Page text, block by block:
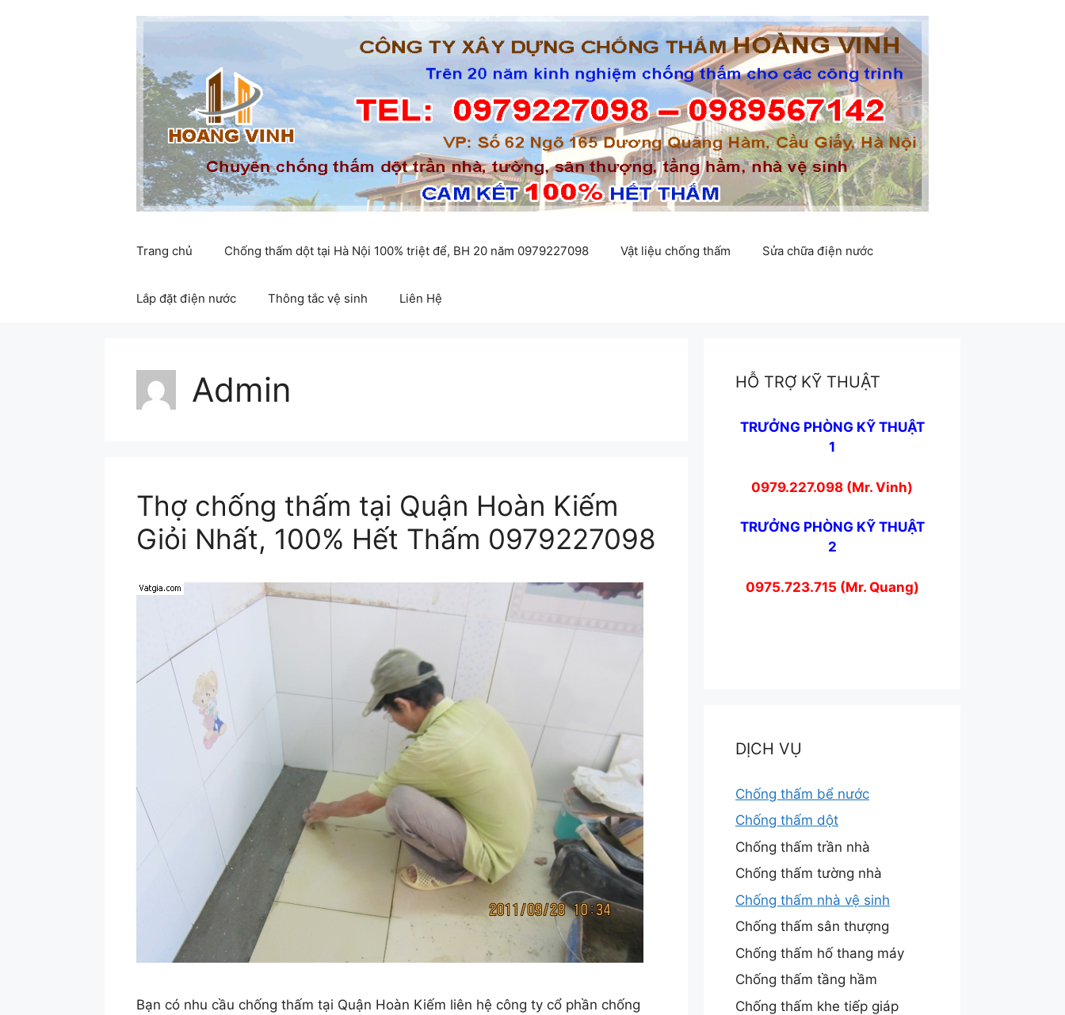
Trang chủ Chống thấm dột tại Hà Nội 100% triệt để, BH 20 năm 0979227098 Vật liệu chống thấm Sửa chữa điện nước
Lắp đặt điện nước Thông tắc vệ sinh Liên Hệ
Admin
Thợ chống thấm tại Quận Hoàn Kiếm
Giỏi Nhất, 100% Hết Thấm 0979227098
Bạn có nhu cầu chống thấm tại Quận Hoàn Kiếm liên hệ công ty cổ phần chống
HỖ TRỢ KỸ THUẬT
TRƯỞNG PHÒNG KỸ THUẬT
1
0979.227.098 (Mr. Vinh)
TRƯỞNG PHÒNG KỸ THUẬT
2
0975.723.715 (Mr. Quang)
DỊCH VỤ
Chống thấm bể nước
Chống thấm dột
Chống thấm trần nhà
Chống thấm tường nhà
Chống thấm nhà vệ sinh
Chống thấm sân thượng
Chống thấm hố thang máy
Chống thấm tầng hầm
Chống thấm khe tiếp giáp